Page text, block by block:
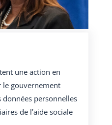
une action en
le gouvernement
personnelles
de l’aide sociale